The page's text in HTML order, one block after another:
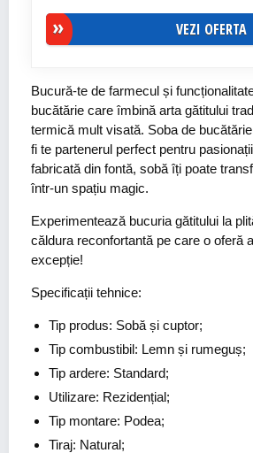
VEZI OFERTA
Bucură-te de farmecul și
bucătărie care îmbină arta gătitului
termică mult visată. Soba de
fi te partenerul perfect pentru
fabricată din fontă, sobă îți poate
într-un spațiu magic.
Experimentează bucuria gătitului la
căldura reconfortantă pe care o oferă
excepție!
Specificații tehnice:
Tip produs: Sobă și cuptor;
Tip combustibil: Lemn și rumeguș;
Tip ardere: Standard;
Utilizare: Rezidențial;
Tip montare: Podea;
Tiraj: Natural;